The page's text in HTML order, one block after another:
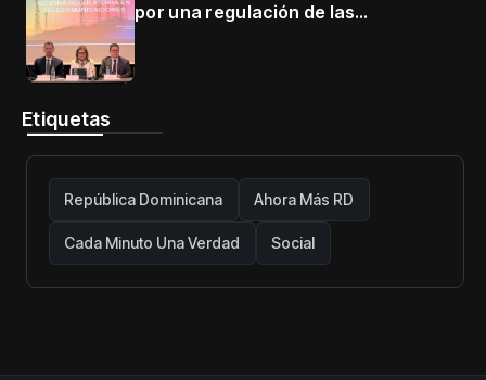
por una regulación de las
Etiquetas
República Dominicana Ahora Más RD
Cada Minuto Una Verdad Social